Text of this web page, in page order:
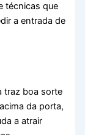
técnicas que
a entrada de
traz boa sorte
da porta,
a atrair